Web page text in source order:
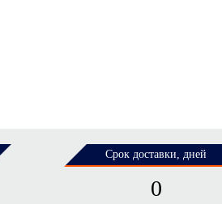
Срок доставки, дней
0